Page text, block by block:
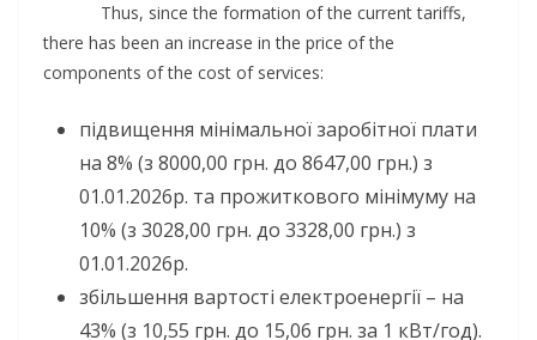
Thus, since the formation of the current tariffs,
there has been an increase in the price of the
components of the cost of services:
підвищення мінімальної заробітної плати
на 8% (з 8000,00 грн. до 8647,00 грн.) з
01.01.2026р. та прожиткового мінімуму на
10% (з 3028,00 грн. до 3328,00 грн.) з
01.01.2026р.
збільшення вартості електроенергії – на
43% (з 10,55 грн. до 15,06 грн. за 1 кВт/год).